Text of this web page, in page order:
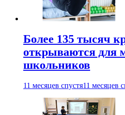
Более 135 тысяч
открываются для
школьников
11 месяцев спустя11 месяцев